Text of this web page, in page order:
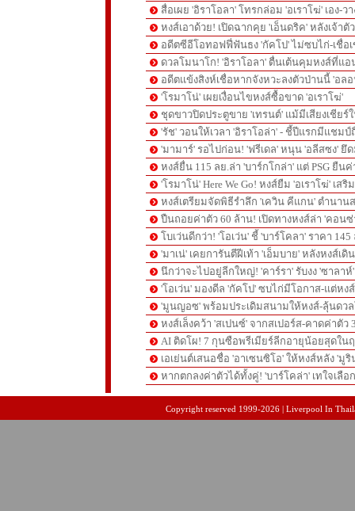
สื่อเผย 'อิราโอลา' โทรกล่อม 'อเราโฆ่' เอง-ว
หงส์เอาด้วย! เปิดฉากคุย 'เอ็นดริค' หลังเจ้า
อดีตซีอีโอทอฟฟี่ฟันธง 'กัคโป' ไม่ซบไก่-เชื่อเ
ดวลโมนาโก! 'อิราโอลา' ตื่นเต้นคุมหงส์ที่แ
อดีตแข้งสิงห์เชื่อหากจังหวะลงตัวป่านนี้ 'อล
'โรมาโน่' เผยเงื่อนไขหงส์ซื้อขาด 'อเราโฆ่'
ชุดขาวปิดประตูขาย 'เทรนต์' แม้มีเสียงเชียร์
'รัช' วอนให้เวลา 'อิราโอล่า' - ชี้ปีแรกมีแชมป์
'มามาร์' รอไปก่อน! 'ฟรีเดล' หนุน 'อลีสซง' ยึ
หงส์ยื่น 115 ลย.ล่า 'บาร์กโกล่า' แต่ PSG ยืนค่
'โรมาโน่' Here We Go! หงส์ยืม 'อเราโฆ่' เสริ
หงส์เตรียมจัดพิธีรำลึก 'เควิน คีแกน' ตำนาน
ปืนถอยค่าตัว 60 ล้าน! เปิดทางหงส์ล่า 'คอนซ่
โบเว่นดีกว่า! 'โอเว่น' ชี้ 'บาร์โคลา' ราคา
'มาเน่' เคยการันตีฝีเท้า 'เอ็มบาย' หลังหงส์เดิ
นึกว่าจะไปอยู่ลีกใหญ่! 'คาร์รา' รับงง 'ซาลา
'โอเว่น' มองดีล 'กัคโป' ซบไก่มีโอกาส-แต่ห
'มูนญอซ' พร้อมประเดิมสนามให้หงส์-ลุ้นดว
หงส์เล็งคว้า 'สเปนซ์' จากสเปอร์ส-คาดค่าตัว
AI ติดโผ! 7 กุนซือพรีเมียร์ลีกอายุน้อยสุดใน
เอเย่นต์เสนอชื่อ 'อาเซนซิโอ' ให้หงส์หลัง 'มู
หากตกลงค่าตัวได้ทั้งคู่! 'บาร์โคล่า' เทใจเลือ
Copyright reserved 1999-2026 | Liverpool In